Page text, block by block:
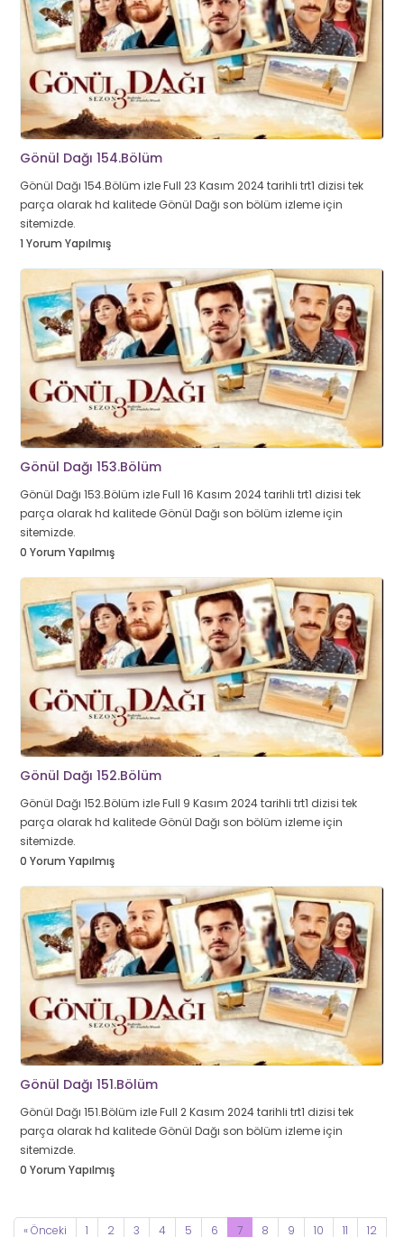
Gönül Dağı 154.Bölüm
Gönül Dağı 154.Bölüm izle Full 23 Kasım 2024 tarihli trt1 dizisi tek
parça olarak hd kalitede Gönül Dağı son bölüm izleme için
sitemizde.
1 Yorum Yapılmış
Gönül Dağı 153.Bölüm
Gönül Dağı 153.Bölüm izle Full 16 Kasım 2024 tarihli trt1 dizisi tek
parça olarak hd kalitede Gönül Dağı son bölüm izleme için
sitemizde.
0 Yorum Yapılmış
Gönül Dağı 152.Bölüm
Gönül Dağı 152.Bölüm izle Full 9 Kasım 2024 tarihli trt1 dizisi tek
parça olarak hd kalitede Gönül Dağı son bölüm izleme için
sitemizde.
0 Yorum Yapılmış
Gönül Dağı 151.Bölüm
Gönül Dağı 151.Bölüm izle Full 2 Kasım 2024 tarihli trt1 dizisi tek
parça olarak hd kalitede Gönül Dağı son bölüm izleme için
sitemizde.
0 Yorum Yapılmış
« Önceki 1 2 3 4 5 6 7 8 9 10 11
12